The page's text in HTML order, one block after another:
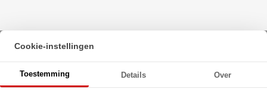
Beginpagina·
INA Insert Lager GE50 KRR B (50x90x62.8mm)
Cookie-instellingen
Toestemming Details Over